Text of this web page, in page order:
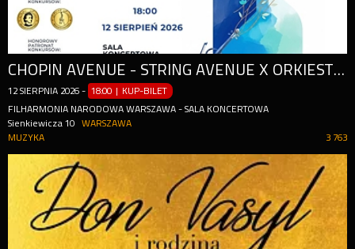
CHOPIN AVENUE - STRING AVENUE X ORKIESTRA FILHARMONIA
12 SIERPNIA 2026 - 18:00 | KUP-BILET
FILHARMONIA NARODOWA WARSZAWA - SALA KONCERTOWA
Sienkiewicza 10
WARSZAWA
3 763
MUZYKA